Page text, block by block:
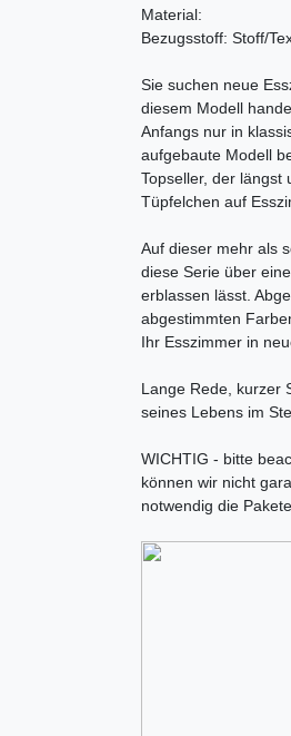
Material:
Bezugsstoff: Stoff/
Sie suchen neue
diesem Modell
Anfangs nur in
aufgebaute Modell
Topseller, der längst
Tüpfelchen auf
Auf dieser mehr als
diese Serie über
erblassen lässt.
abgestimmten
Ihr Esszimmer in
Lange Rede, kurzer
seines Lebens im
WICHTIG - bitte
können wir nicht
notwendig die